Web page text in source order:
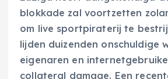
blokkade zal voortzetten
om live sportpiraterij te
lijden duizenden onschuldige
eigenaren en
collateral damage. Een